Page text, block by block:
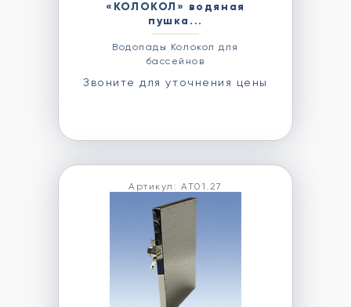
«КОЛОКОЛ» водяная
пушка...
Водопады Колокол для
бассейнов
Звоните для уточнения цены
Артикул: АТ01.27